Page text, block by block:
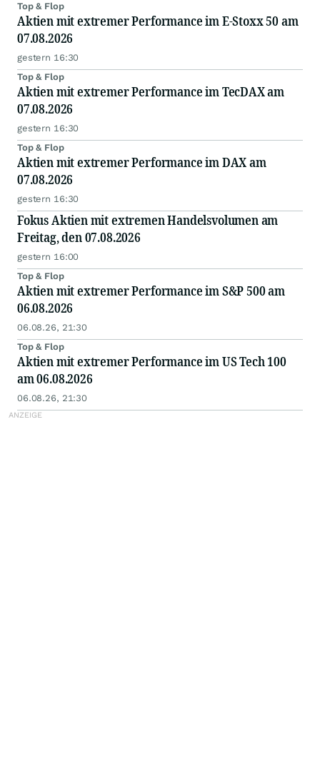
Top & Flop
Aktien mit extremer Performance im E-Stoxx 50 am
07.08.2026
gestern 16:30
Top & Flop
Aktien mit extremer Performance im TecDAX am
07.08.2026
gestern 16:30
Top & Flop
Aktien mit extremer Performance im DAX am
07.08.2026
gestern 16:30
Fokus Aktien mit extremen Handelsvolumen am
Freitag, den 07.08.2026
gestern 16:00
Top & Flop
Aktien mit extremer Performance im S&P 500 am
06.08.2026
06.08.26, 21:30
Top & Flop
Aktien mit extremer Performance im US Tech 100
am 06.08.2026
06.08.26, 21:30